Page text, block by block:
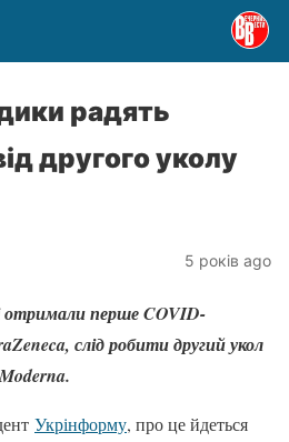
радять
другого уколу
5 років ago
перше COVID-
слід робити другий укол
Укрінформу, про це йдеться